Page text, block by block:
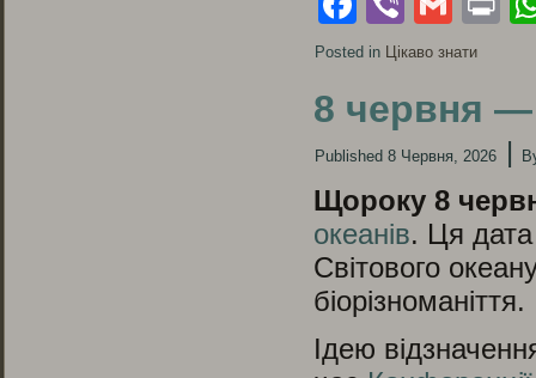
Posted in Цікаво знати
8 червня —
Published 8 Червня, 2026 |
Щороку 8
океанів. Ця
Світового
біорізноманіття.
Ідею